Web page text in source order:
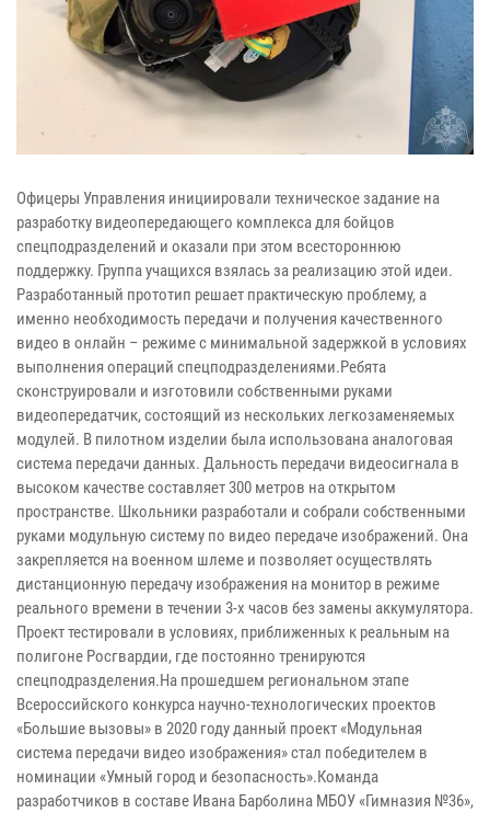
Офицеры Управления инициировали техническое задание на
разработку видеопередающего комплекса для бойцов
спецподразделений и оказали при этом всестороннюю
поддержку. Группа учащихся взялась за реализацию этой идеи.
Разработанный прототип решает практическую проблему, а
именно необходимость передачи и получения качественного
видео в онлайн – режиме с минимальной задержкой в условиях
выполнения операций спецподразделениями.Ребята
сконструировали и изготовили собственными руками
видеопередатчик, состоящий из нескольких легкозаменяемых
модулей. В пилотном изделии была использована аналоговая
система передачи данных. Дальность передачи видеосигнала в
высоком качестве составляет 300 метров на открытом
пространстве. Школьники разработали и собрали собственными
руками модульную систему по видео передаче изображений. Она
закрепляется на военном шлеме и позволяет осуществлять
дистанционную передачу изображения на монитор в режиме
реального времени в течении 3-х часов без замены аккумулятора.
Проект тестировали в условиях, приближенных к реальным на
полигоне Росгвардии, где постоянно тренируются
спецподразделения.На прошедшем региональном этапе
Всероссийского конкурса научно-технологических проектов
«Большие вызовы» в 2020 году данный проект «Модульная
система передачи видео изображения» стал победителем в
номинации «Умный город и безопасность».Команда
разработчиков в составе Ивана Барболина МБОУ «Гимназия №36»,